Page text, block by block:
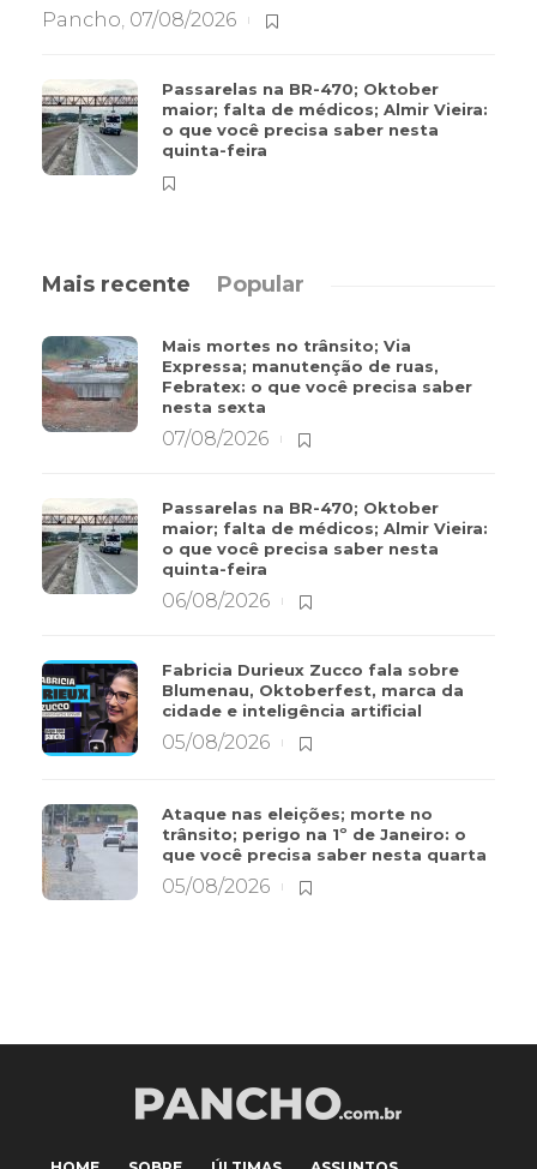
Pancho, 07/08/2026
Passarelas na BR-470; Oktober
maior; falta de médicos; Almir Vieira:
o que você precisa saber nesta
quinta-feira
Mais recente Popular
Mais mortes no trânsito; Via
Expressa; manutenção de ruas,
Febratex: o que você precisa saber
nesta sexta
07/08/2026
Passarelas na BR-470; Oktober
maior; falta de médicos; Almir Vieira:
o que você precisa saber nesta
quinta-feira
06/08/2026
Fabricia Durieux Zucco fala sobre
Blumenau, Oktoberfest, marca da
cidade e inteligência artificial
05/08/2026
Ataque nas eleições; morte no
trânsito; perigo na 1º de Janeiro: o
que você precisa saber nesta quarta
05/08/2026